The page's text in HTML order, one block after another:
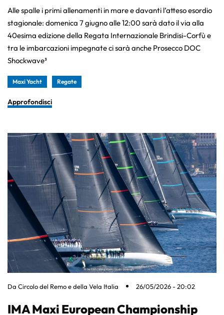
Alle spalle i primi allenamenti in mare e davanti l’atteso esordio
stagionale: domenica 7 giugno alle 12:00 sarà dato il via alla
40esima edizione della Regata Internazionale Brindisi-Corfù e
tra le imbarcazioni impegnate ci sarà anche Prosecco DOC
Shockwave³
Maxi Yacht Regate
Approfondisci
Da Circolo del Remo e della Vela Italia 26/05/2026 - 20:02
IMA Maxi European Championship